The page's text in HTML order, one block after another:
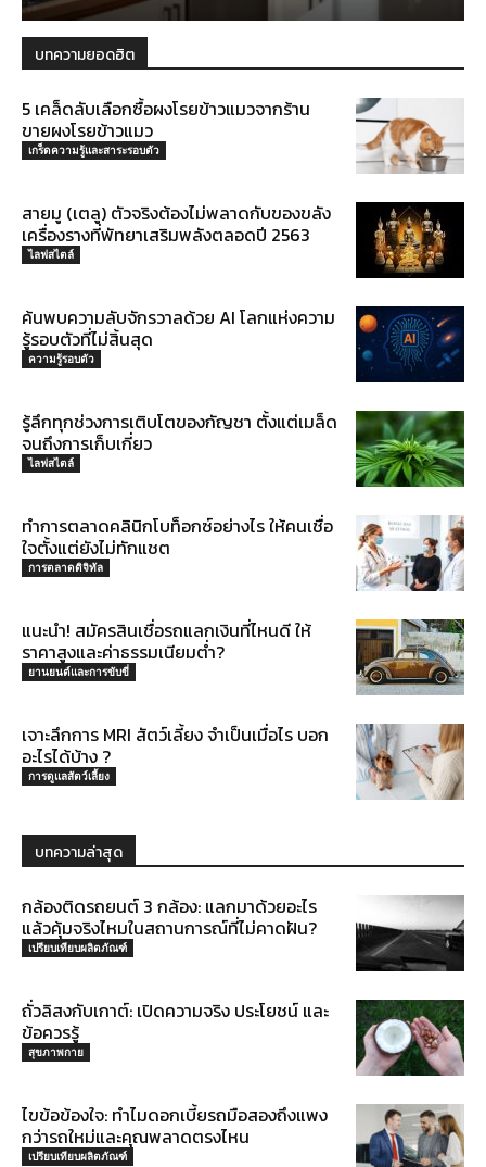
บทความยอดฮิต
5 เคล็ดลับเลือกซื้อผงโรยข้าวแมวจากร้าน
ขายผงโรยข้าวแมว
เกร็ดความรู้และสาระรอบตัว
สายมู (เตลู) ตัวจริงต้องไม่พลาดกับของขลัง
เครื่องรางที่พัทยาเสริมพลังตลอดปี 2563
ไลฟสไตล์
ค้นพบความลับจักรวาลด้วย AI โลกแห่งความ
รู้รอบตัวที่ไม่สิ้นสุด
ความรู้รอบตัว
รู้ลึกทุกช่วงการเติบโตของกัญชา ตั้งแต่เมล็ด
จนถึงการเก็บเกี่ยว
ไลฟสไตล์
ทำการตลาดคลินิกโบท็อกซ์อย่างไร ให้คนเชื่อ
ใจตั้งแต่ยังไม่ทักแชต
การตลาดดิจิทัล
แนะนำ! สมัครสินเชื่อรถแลกเงินที่ไหนดี ให้
ราคาสูงและค่าธรรมเนียมต่ำ?
ยานยนต์และการขับขี่
เจาะลึกการ MRI สัตว์เลี้ยง จำเป็นเมื่อไร บอก
อะไรได้บ้าง ?
การดูแลสัตว์เลี้ยง
บทความล่าสุด
กล้องติดรถยนต์ 3 กล้อง: แลกมาด้วยอะไร
แล้วคุ้มจริงไหมในสถานการณ์ที่ไม่คาดฝัน?
เปรียบเทียบผลิตภัณฑ์
ถั่วลิสงกับเกาต์: เปิดความจริง ประโยชน์ และ
ข้อควรรู้
สุขภาพกาย
ไขข้อข้องใจ: ทำไมดอกเบี้ยรถมือสองถึงแพง
กว่ารถใหม่และคุณพลาดตรงไหน
เปรียบเทียบผลิตภัณฑ์